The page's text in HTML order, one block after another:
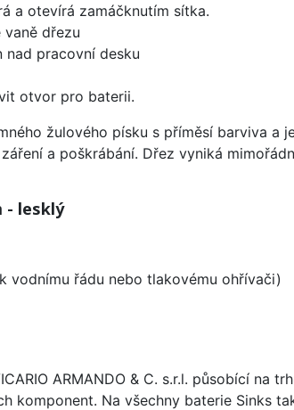
a otevírá zamáčknutím sítka.
vaně dřezu
nad pracovní desku
otvor pro baterii.
žulového písku s příměsí barviva
a poškrábání. Dřez vyniká
- lesklý
řádu nebo tlakovému ohřívači)
ARMANDO & C. s.r.l. působící na
komponent. Na všechny baterie Sinks